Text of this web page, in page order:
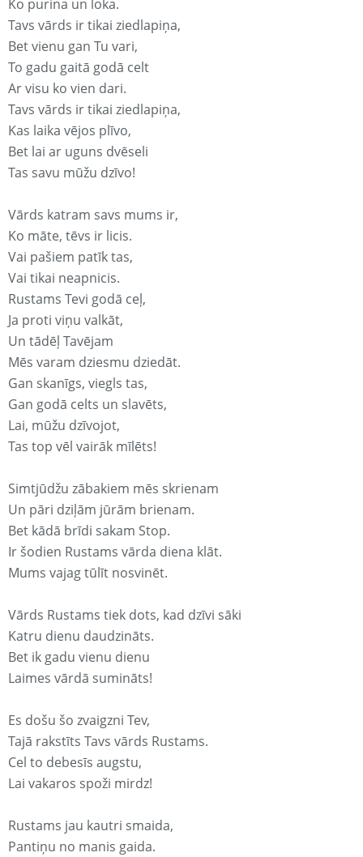
Ko purina un loka.
Tavs vārds ir tikai ziedlapiņa,
Bet vienu gan Tu vari,
To gadu gaitā godā celt
Ar visu ko vien dari.
Tavs vārds ir tikai ziedlapiņa,
Kas laika vējos plīvo,
Bet lai ar uguns dvēseli
Tas savu mūžu dzīvo!
Vārds katram savs mums ir,
Ko māte, tēvs ir licis.
Vai pašiem patīk tas,
Vai tikai neapnicis.
Rustams Tevi godā ceļ,
Ja proti viņu valkāt,
Un tādēļ Tavējam
Mēs varam dziesmu dziedāt.
Gan skanīgs, viegls tas,
Gan godā celts un slavēts,
Lai, mūžu dzīvojot,
Tas top vēl vairāk mīlēts!
Simtjūdžu zābakiem mēs skrienam
Un pāri dziļām jūrām brienam.
Bet kādā brīdi sakam Stop.
Ir šodien Rustams vārda diena klāt.
Mums vajag tūlīt nosvinēt.
Vārds Rustams tiek dots, kad dzīvi sāki
Katru dienu daudzināts.
Bet ik gadu vienu dienu
Laimes vārdā sumināts!
Es došu šo zvaigzni Tev,
Tajā rakstīts Tavs vārds Rustams.
Cel to debesīs augstu,
Lai vakaros spoži mirdz!
Rustams jau kautri smaida,
Pantiņu no manis gaida.